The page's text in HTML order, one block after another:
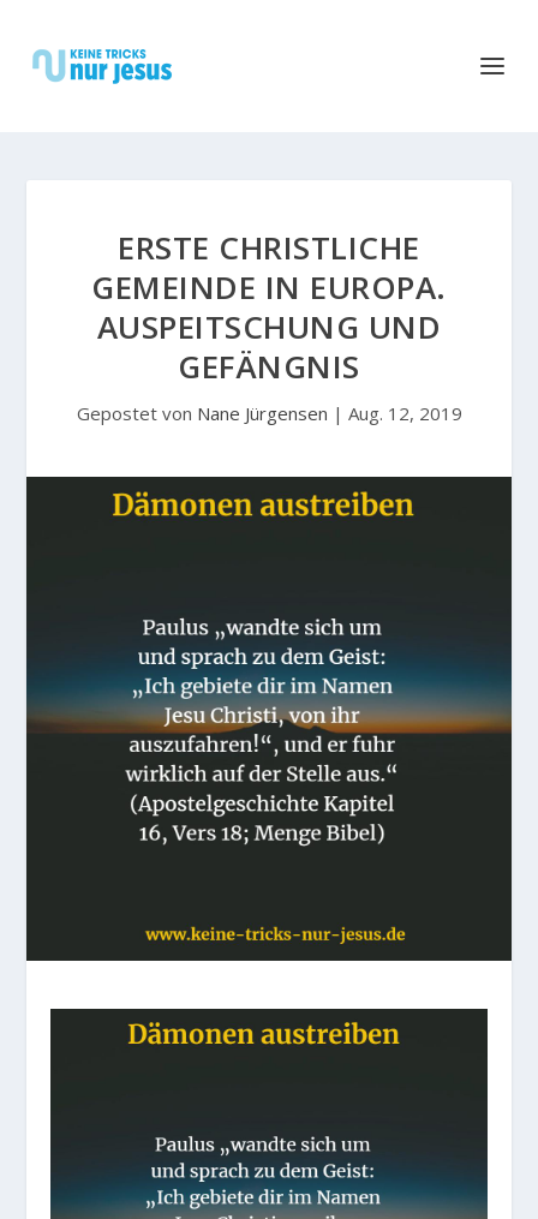
ERSTE CHRISTLICHE
GEMEINDE IN EUROPA.
AUSPEITSCHUNG UND
GEFÄNGNIS
Gepostet von Nane Jürgensen | Aug. 12, 2019